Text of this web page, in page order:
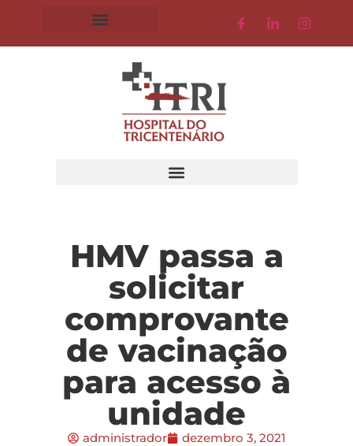
HMV passa a
solicitar
comprovante
de vacinação
para acesso à
unidade
administrador
dezembro 3, 2021